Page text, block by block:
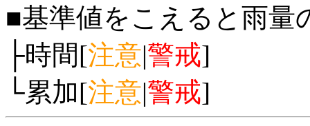
■基準値をこえると雨量
├時間[注意|警戒]
└累加[注意|警戒]